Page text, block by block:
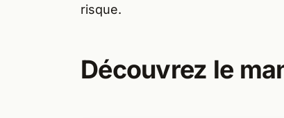
risque.
Découvrez le